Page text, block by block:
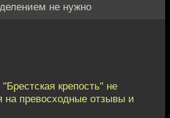
не нужно
крепость" не
на превосходные отзывы и